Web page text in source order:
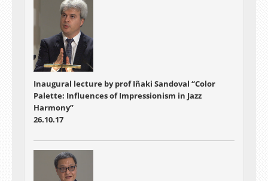
Inaugural lecture by prof Iñaki Sandoval “Color
Palette: Influences of Impressionism in Jazz
Harmony”
26.10.17